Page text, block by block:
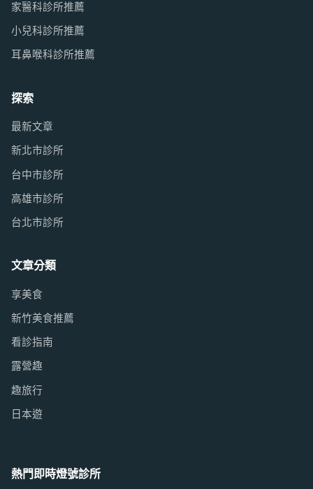
家醫科診所推薦
小兒科診所推薦
耳鼻喉科診所推薦
探索
最新文章
新北市診所
台中市診所
高雄市診所
台北市診所
文章分類
享美食
新竹美食推薦
看診指南
露營趣
趣旅行
日本遊
熱門即時燈號診所